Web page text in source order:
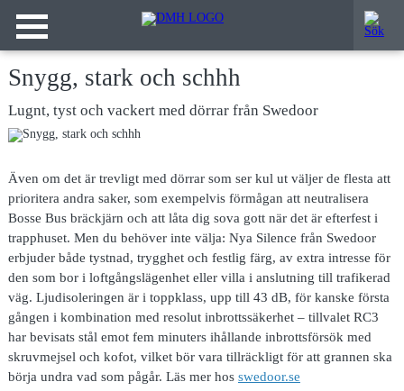
Snygg, stark och schhh
Lugnt, tyst och vackert med dörrar från Swedoor
Även om det är trevligt med dörrar som ser kul ut väljer de flesta att
prioritera andra saker, som exempelvis förmågan att neutralisera
Bosse Bus bräckjärn och att låta dig sova gott när det är efterfest i
trapphuset. Men du behöver inte välja: Nya Silence från Swedoor
erbjuder både tystnad, trygghet och festlig färg, av extra intresse för
den som bor i loftgångslägenhet eller villa i anslutning till trafikerad
väg. Ljudisoleringen är i toppklass, upp till 43 dB, för kanske första
gången i kombination med resolut inbrottssäkerhet – tillvalet RC3
har bevisats stål emot fem minuters ihållande inbrottsförsök med
skruvmejsel och kofot, vilket bör vara tillräckligt för att grannen ska
börja undra vad som pågår. Läs mer hos swedoor.se